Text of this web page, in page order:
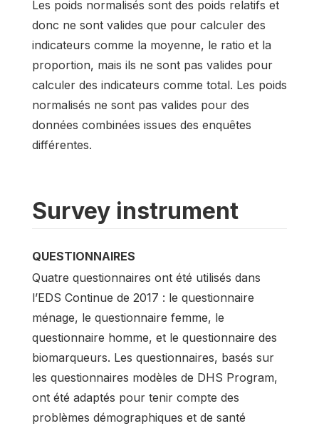
Les poids normalisés sont des poids relatifs et
donc ne sont valides que pour calculer des
indicateurs comme la moyenne, le ratio et la
proportion, mais ils ne sont pas valides pour
calculer des indicateurs comme total. Les poids
normalisés ne sont pas valides pour des
données combinées issues des enquêtes
différentes.
Survey instrument
QUESTIONNAIRES
Quatre questionnaires ont été utilisés dans
l’EDS Continue de 2017 : le questionnaire
ménage, le questionnaire femme, le
questionnaire homme, et le questionnaire des
biomarqueurs. Les questionnaires, basés sur
les questionnaires modèles de DHS Program,
ont été adaptés pour tenir compte des
problèmes démographiques et de santé